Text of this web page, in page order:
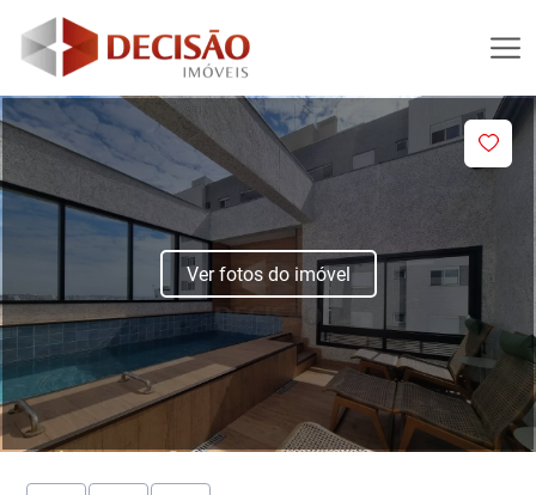
Ver fotos do imóvel